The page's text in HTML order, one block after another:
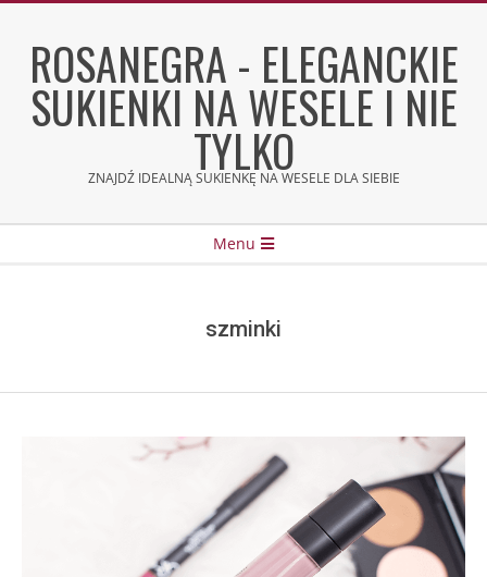
contentROSANEGRA - ELEGANCKIE
SUKIENKI NA WESELE I NIE
TYLKO
ZNAJDŹ IDEALNĄ SUKIENKĘ NA WESELE DLA SIEBIE
Menu
szminki